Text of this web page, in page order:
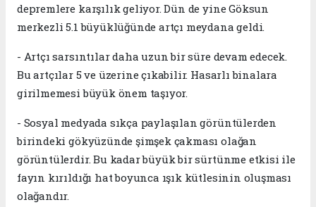
depremlere karşılık geliyor. Dün de yine Göksun
merkezli 5.1 büyüklüğünde artçı meydana geldi.
- Artçı sarsıntılar daha uzun bir süre devam edecek.
Bu artçılar 5 ve üzerine çıkabilir. Hasarlı binalara
girilmemesi büyük önem taşıyor.
- Sosyal medyada sıkça paylaşılan görüntülerden
birindeki gökyüzünde şimşek çakması olağan
görüntülerdir. Bu kadar büyük bir sürtünme etkisi ile
fayın kırıldığı hat boyunca ışık kütlesinin oluşması
olağandır.